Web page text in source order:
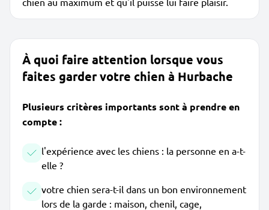
À quoi faire attention lorsque vous
faites garder votre chien à Hurbache
Plusieurs critères importants sont à prendre en
compte :
l'expérience avec les chiens : la personne en a-t-
elle ?
votre chien sera-t-il dans un bon environnement
lors de la garde : maison, chenil, cage,